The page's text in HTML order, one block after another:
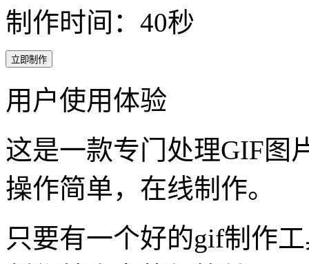
咖啡文艺气息动图
通过【视频转GIF】将视
实用性: ♥♥♥
制作工具：GIF压缩,视频
制作难度：★★